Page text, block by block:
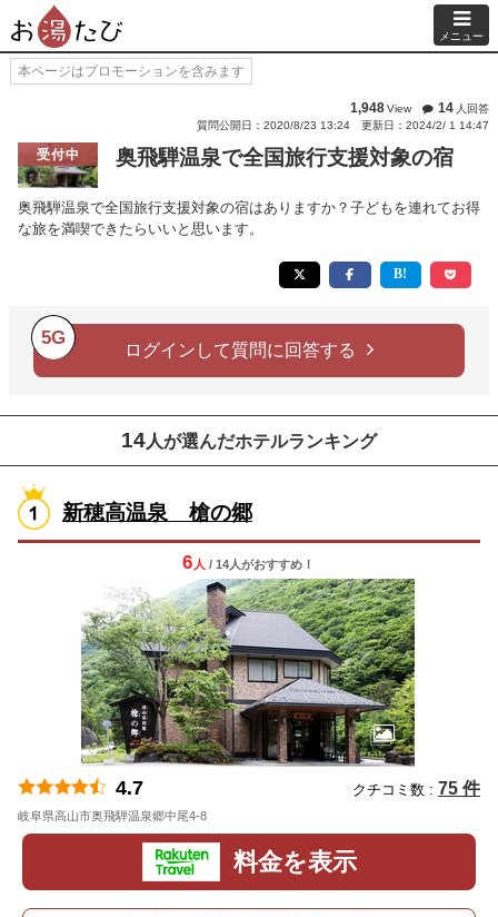
メニュー
本ページはプロモーションを含みます
1,948View 14 人回答
質問公開日：2020/8/23 13:24
更新日：2024/2/ 1 14:47
受付中 奥飛騨温泉で全国旅行支援対象の宿
奥飛騨温泉で全国旅行支援対象の宿はありますか？子どもを連れてお得
な旅を満喫できたらいいと思います。
5G
ログインして質問に回答する
14人が選んだホテルランキング
新穂高温泉 槍の郷
6 人 / 14人がおすすめ！
4.7 クチコミ数 : 75 件
岐阜県高山市奥飛騨温泉郷中尾4-8
料金を表示